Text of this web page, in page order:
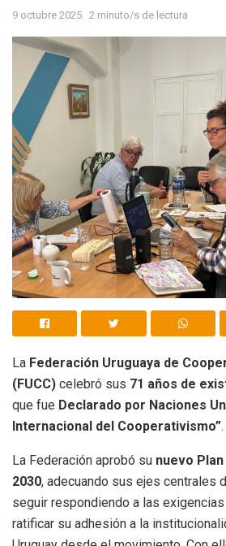
9 octubre 2025 2 minuto/s de lectura
La Federación Uruguaya de
(FUCC) celebró sus 71 años de
que fue Declarado por Naciones
Internacional del Cooperativismo”.
La Federación aprobó su nuevo
2030, adecuando sus ejes centrales
seguir respondiendo a las
ratificar su adhesión a la